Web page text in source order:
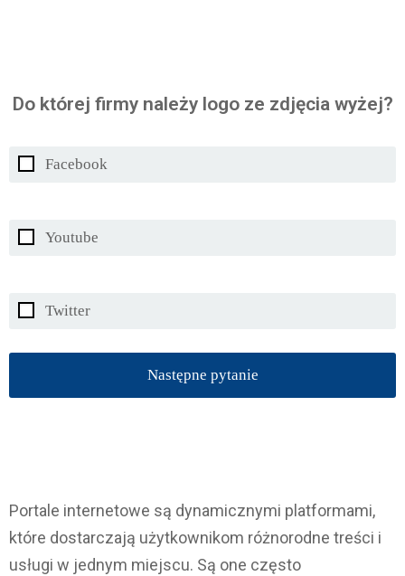
Do której firmy należy logo ze zdjęcia wyżej?
Facebook
Youtube
Twitter
Następne pytanie
Portale internetowe są dynamicznymi platformami,
które dostarczają użytkownikom różnorodne treści i
usługi w jednym miejscu. Są one często